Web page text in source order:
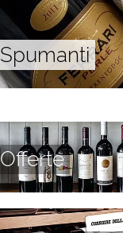
Spumanti
Offerte